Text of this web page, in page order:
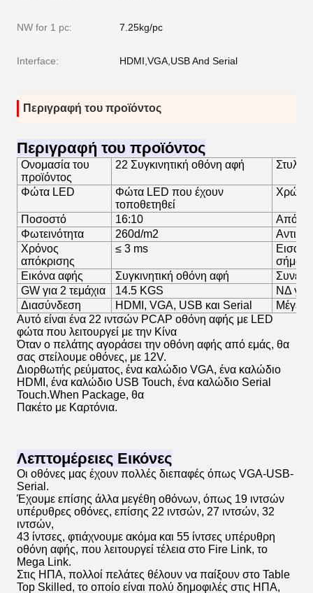
NW for 1 pc: 7.25kg/pc
Interface: HDMI,VGA,USB And Serial
Περιγραφή του προϊόντος
Περιγραφή του προϊόντος
Ονομασία του
προϊόντος
22 Συγκινητική οθόνη αφή Στυλ
Φώτα LED
Φώτα LED που έχουν
τοποθετηθεί
Χρώμα
Ποσοστό 16:10
Φωτεινότητα
260d/m2
Χρόνος
απόκρισης
≤ 3 ms
Εικόνα αφής
Συγκινητική οθόνη αφή
GW για 2 τεμάχια
14.5 KGS
ΝΔ για
Διασύνδεση
HDMI, VGA, USB και Serial
Αυτό είναι ένα 22 ιντσών PCAP οθόνη αφής με LED
φώτα που λειτουργεί με την Κίνα
Όταν ο πελάτης αγοράσει την οθόνη αφής από εμάς, θα
σας στείλουμε οθόνες, με 12V.
Διορθωτής ρεύματος, ένα καλώδιο VGA, ένα καλώδιο
HDMI, ένα καλώδιο USB Touch, ένα καλώδιο Serial
Touch.When Package, θα
Πακέτο με Καρτόνια.